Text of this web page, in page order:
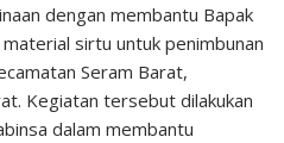
dengan membantu Bapak
sirtu untuk penimbunan
Seram Barat,
Kegiatan tersebut dilakukan
dalam membantu